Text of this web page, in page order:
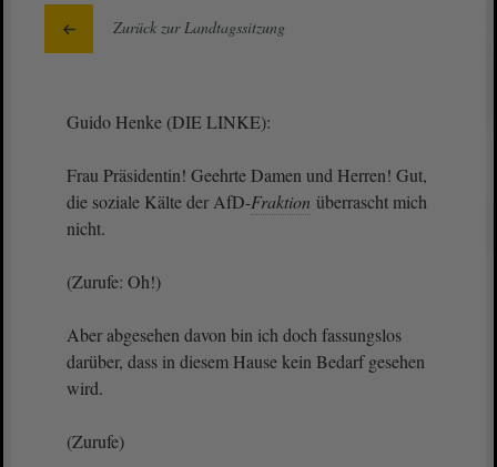
Zurück zur Landtagssitzung
Guido Henke (DIE LINKE):
Frau Präsidentin! Geehrte Damen und Herren! Gut,
die soziale Kälte der AfD-Fraktion überrascht mich
nicht.
(Zurufe: Oh!)
Aber abgesehen davon bin ich doch fassungslos
darüber, dass in diesem Hause kein Bedarf gesehen
wird.
(Zurufe)